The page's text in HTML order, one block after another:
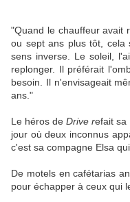
"Quand le chauffeur avait
ou sept ans plus tôt, cela
sens inverse. Le soleil,
replonger. Il préférait
besoin. Il n'envisageait
ans."
Le héros deDrive refait sa
jour où deux inconnus
c'est sa compagne Elsa
De motels en cafétarias
pour échapper à ceux qui